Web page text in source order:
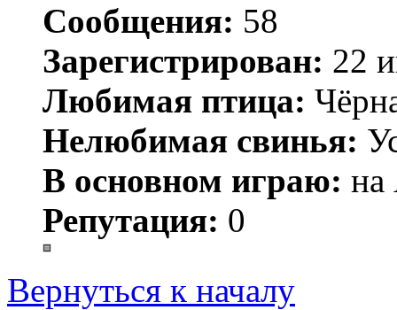
Сообщения: 58
Зарегистрирован: 22
Любимая птица:
Нелюбимая свинья:
В основном играю: на
Репутация: 0
Вернуться к началу